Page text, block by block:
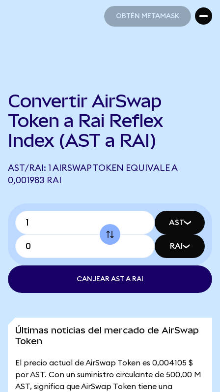
OBTÉN METAMASK
Convertir AirSwap
Token a Rai Reflex
Index (AST a RAI)
AST/RAI: 1 AIRSWAP TOKEN EQUIVALE A
0,001983 RAI
AST
RAI
CANJEAR AST A RAI
Últimas noticias del mercado de AirSwap
Token
El precio actual de AirSwap Token es 0,004105 $
por AST. Con un suministro circulante de 500,00 M
AST, significa que AirSwap Token tiene una